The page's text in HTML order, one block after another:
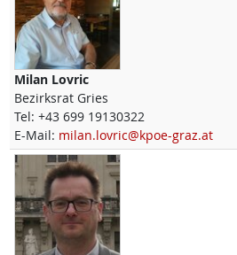
Milan Lovric
Bezirksrat Gries
Tel: +43 699 19130322
E-Mail: milan.lovric@kpoe-graz.at